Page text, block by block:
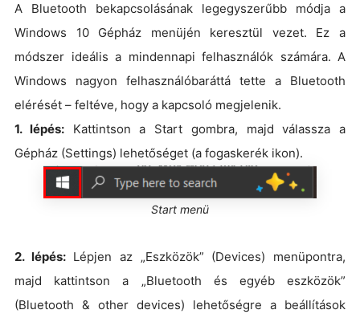
A Bluetooth bekapcsolásának legegyszerűbb módja a
Windows 10 Gépház menüjén keresztül vezet. Ez a
módszer ideális a mindennapi felhasználók számára. A
Windows nagyon felhasználóbaráttá tette a Bluetooth
elérését – feltéve, hogy a kapcsoló megjelenik.
1. lépés:Kattintson a Start gombra, majd válassza a
Gépház (Settings) lehetőséget (a fogaskerék ikon).
Start menü
2. lépés:Lépjen az „Eszközök” (Devices) menüpontra,
majd kattintson a „Bluetooth és egyéb eszközök”
(Bluetooth & other devices) lehetőségre a beállítások